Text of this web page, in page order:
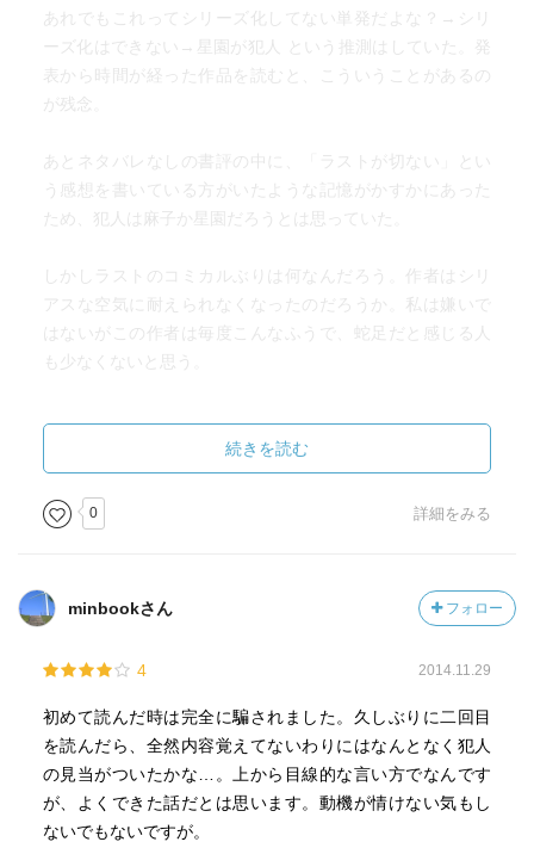
あれでもこれってシリーズ化してない単発だよな？→シリ
ーズ化はできない→星園が犯人 という推測はしていた。発
表から時間が経った作品を読むと、こういうことがあるの
が残念。
あとネタバレなしの書評の中に、「ラストが切ない」とい
う感想を書いている方がいたような記憶がかすかにあった
ため、犯人は麻子か星園だろうとは思っていた。
しかしラストのコミカルぶりは何なんだろう。作者はシリ
アスな空気に耐えられなくなったのだろうか。私は嫌いで
はないがこの作者は毎度こんなふうで、蛇足だと感じる人
も少なくないと思う。
続きを読む
0 詳細をみる
minbookさん フォロー
4 2014.11.29
初めて読んだ時は完全に騙されました。久しぶりに二回目
を読んだら、全然内容覚えてないわりにはなんとなく犯人
の見当がついたかな…。上から目線的な言い方でなんです
が、よくできた話だとは思います。動機が情けない気もし
ないでもないですが。